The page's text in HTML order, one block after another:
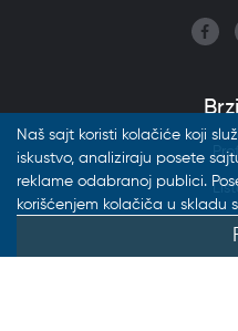
Naš sajt koristi kolačiće koji
iskustvo, analiziraju posete
reklame odabranoj publici.
korišćenjem kolačiča u skladu